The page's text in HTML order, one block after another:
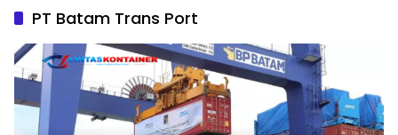
PT Batam Trans Port